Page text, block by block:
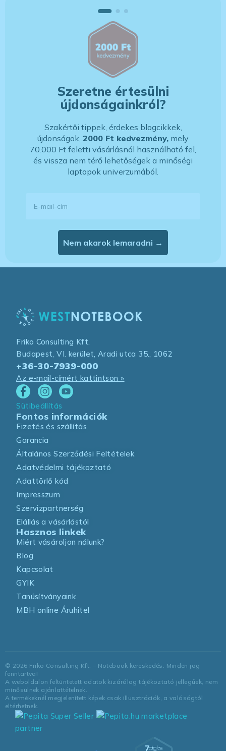
Szeretne értesülni
újdonságainkról?
Szakértői tippek, érdekes blogcikkek,
újdonságok, 2000 Ft kedvezmény, mely
70.000 Ft feletti vásárlásnál használható fel,
és vissza nem térő lehetőségek a minőségi
laptopok univerzumából.
Nem akarok lemaradni →
Friko Consulting Kft.
Budapest, VI. kerület, Aradi utca 35., 1062
+36-30-7939-000
Az e-mail-címért kattintson »
Sütibeállítás
Fontos információk
Fizetés és szállítás
Garancia
Általános Szerződési Feltételek
Adatvédelmi tájékoztató
Adattörlő kód
Impresszum
Szervizpartnerség
Elállás a vásárlástól
Hasznos linkek
Miért vásároljon nálunk?
Blog
Kapcsolat
GYIK
Tanúsítványaink
MBH online Áruhitel
© 2026 Friko Consulting Kft. – Notebook kereskedés. Minden jog
fenntartva!
A weboldalon feltüntetett adatok kizárólag tájékoztató jellegűek, nem
minősülnek ajánlattételnek.
A termékeknél megjelenített képek csak illusztrációk, a valóságtól
eltérhetnek.
marketplace
partner